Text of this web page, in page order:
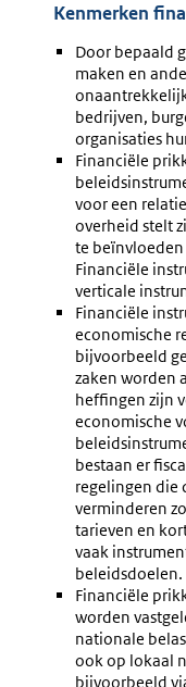
Kenmerken
Door bepaald
maken en
bedrijven,
organisaties
Financiële
voor een
overheid stelt
te
Financiële
verticale
Financiële
economische
bijvoorbeeld
zaken worden
heffingen zijn
economische
bestaan er
regelingen die
verminderen
tarieven en
vaak
beleidsdoelen.
Financiële
worden
nationale
ook op lokaal
bijvoorbeeld